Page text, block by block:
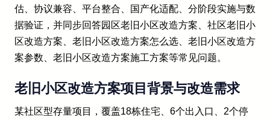
估、协议兼容、平台整合、国产化适配、分阶段实施与数
据验证，并同步回答园区老旧小区改造方案、社区老旧小
区改造方案、老旧小区改造方案怎么选、老旧小区改造方
案参数、老旧小区改造方案施工方案等常见问题。
老旧小区改造方案项目背景与改造需求
某社区型存量项目，覆盖18栋住宅、6个出入口、2个停